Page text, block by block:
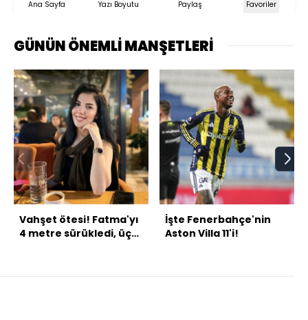
Ana Sayfa Yazı Boyutu Paylaş Favoriler
GÜNÜN ÖNEMLİ MANŞETLERİ
Vahşet ötesi! Fatma'yı
4 metre sürükledi, üç
İşte Fenerbahçe'nin
Aston Villa 11'i!